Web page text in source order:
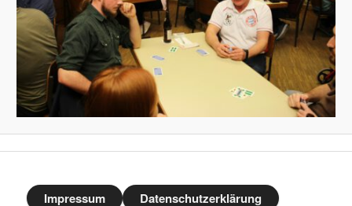
Impressum Datenschutzerklärung